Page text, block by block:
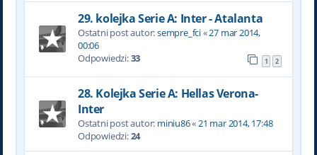
29. kolejka Serie A: Inter - Atalanta
Ostatni post autor:sempre_fci«27 mar 2014,
00:06
Odpowiedzi:33 1 2
28. Kolejka Serie A: Hellas Verona-
Inter
Ostatni post autor: miniu86«21 mar 2014, 17:48
Odpowiedzi:24